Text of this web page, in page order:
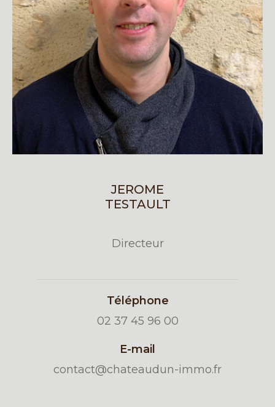
JEROME
TESTAULT
Directeur
Téléphone
02 37 45 96 00
E-mail
contact@chateaudun-immo.fr